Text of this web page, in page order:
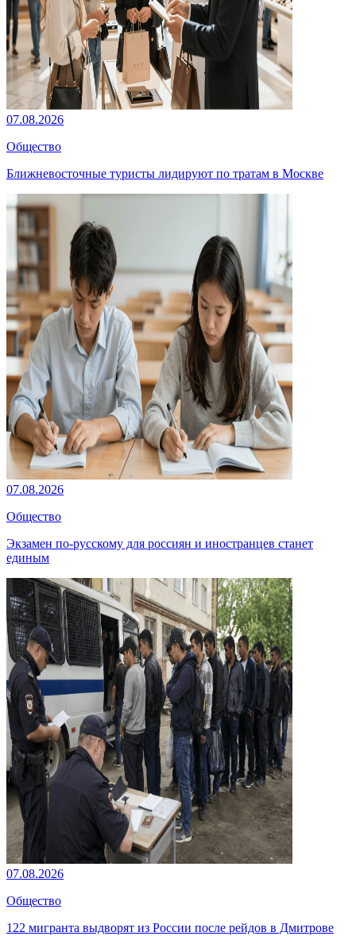
07.08.2026
Общество
Ближневосточные туристы лидируют по тратам в Москве
07.08.2026
Общество
Экзамен по-русскому для россиян и иностранцев станет
единым
07.08.2026
Общество
122 мигранта выдворят из России после рейдов в Дмитрове